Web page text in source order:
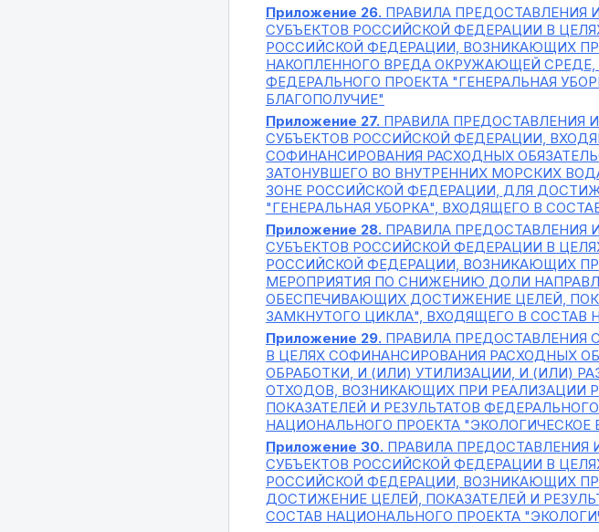
Приложение 26. ПРАВИЛА
СУБЪЕКТОВ РОССИЙСКОЙ ФЕДЕРАЦИИ В
РОССИЙСКОЙ ФЕДЕРАЦИИ, ВОЗНИКАЮЩИХ
НАКОПЛЕННОГО ВРЕДА ОКРУЖАЮЩЕЙ
ФЕДЕРАЛЬНОГО ПРОЕКТА "ГЕНЕРАЛЬНАЯ
БЛАГОПОЛУЧИЕ"
Приложение 27. ПРАВИЛА
СУБЪЕКТОВ РОССИЙСКОЙ ФЕДЕРАЦИИ,
СОФИНАНСИРОВАНИЯ РАСХОДНЫХ
ЗАТОНУВШЕГО ВО ВНУТРЕННИХ МОРСКИХ
ЗОНЕ РОССИЙСКОЙ ФЕДЕРАЦИИ, ДЛЯ
"ГЕНЕРАЛЬНАЯ УБОРКА", ВХОДЯЩЕГО В
Приложение 28. ПРАВИЛА
СУБЪЕКТОВ РОССИЙСКОЙ ФЕДЕРАЦИИ В
РОССИЙСКОЙ ФЕДЕРАЦИИ, ВОЗНИКАЮЩИХ
МЕРОПРИЯТИЯ ПО СНИЖЕНИЮ ДОЛИ
ОБЕСПЕЧИВАЮЩИХ ДОСТИЖЕНИЕ ЦЕЛЕЙ,
ЗАМКНУТОГО ЦИКЛА", ВХОДЯЩЕГО В СОСТАВ
Приложение 29. ПРАВИЛА
В ЦЕЛЯХ СОФИНАНСИРОВАНИЯ РАСХОДНЫХ
ОБРАБОТКИ, И (ИЛИ) УТИЛИЗАЦИИ, И (ИЛИ)
ОТХОДОВ, ВОЗНИКАЮЩИХ ПРИ РЕАЛИЗАЦИИ
ПОКАЗАТЕЛЕЙ И РЕЗУЛЬТАТОВ
НАЦИОНАЛЬНОГО ПРОЕКТА "ЭКОЛОГИЧЕСКОЕ
Приложение 30. ПРАВИЛА
СУБЪЕКТОВ РОССИЙСКОЙ ФЕДЕРАЦИИ В
РОССИЙСКОЙ ФЕДЕРАЦИИ, ВОЗНИКАЮЩИХ
ДОСТИЖЕНИЕ ЦЕЛЕЙ, ПОКАЗАТЕЛЕЙ И
СОСТАВ НАЦИОНАЛЬНОГО ПРОЕКТА